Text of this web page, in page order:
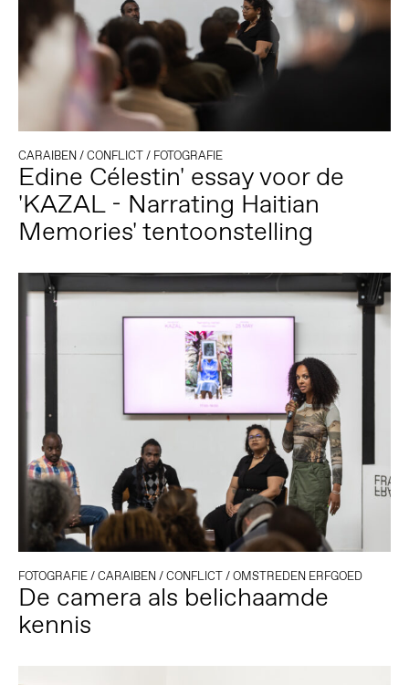
CARAIBEN/CONFLICT/ FOTOGRAFIE
Edine Célestin' essay voor de
'KAZAL - Narrating Haitian
Memories' tentoonstelling
FOTOGRAFIE/CARAIBEN/CONFLICT/OMSTREDEN ERFGOED
De camera als belichaamde
kennis